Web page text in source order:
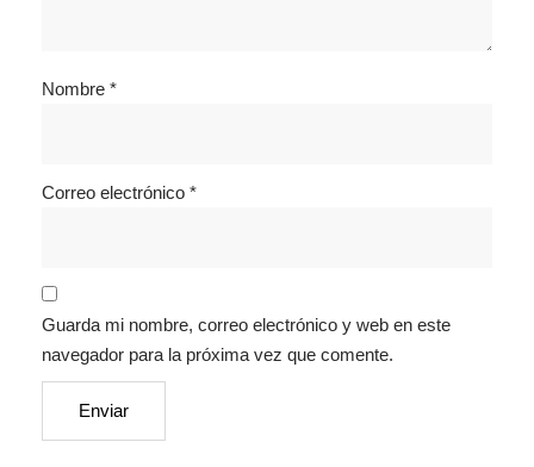
Nombre *
Correo electrónico *
Guarda mi nombre, correo electrónico y web en este
navegador para la próxima vez que comente.